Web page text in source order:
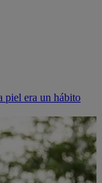
piel era un hábito